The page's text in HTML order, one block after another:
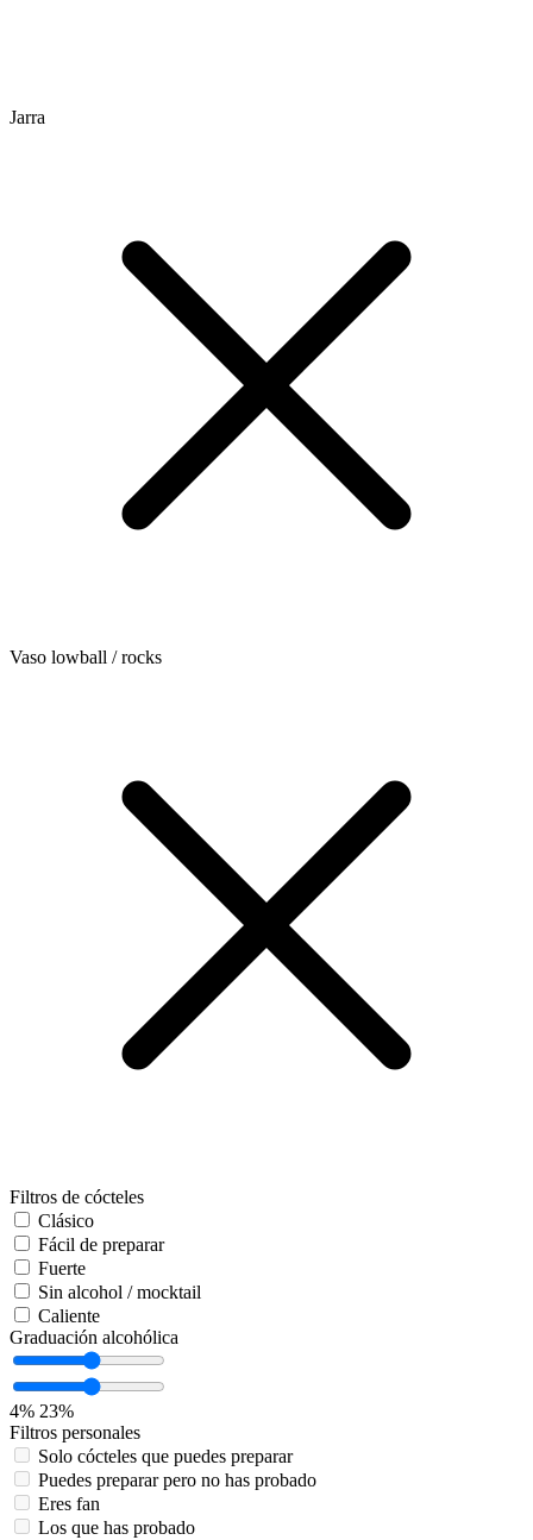
Jarra
Vaso lowball / rocks
Filtros de cócteles
Clásico
Fácil de preparar
Fuerte
Sin alcohol / mocktail
Caliente
Graduación alcohólica
4% 23%
Filtros personales
Solo cócteles que puedes preparar
Puedes preparar pero no has probado
Eres fan
Los que has probado